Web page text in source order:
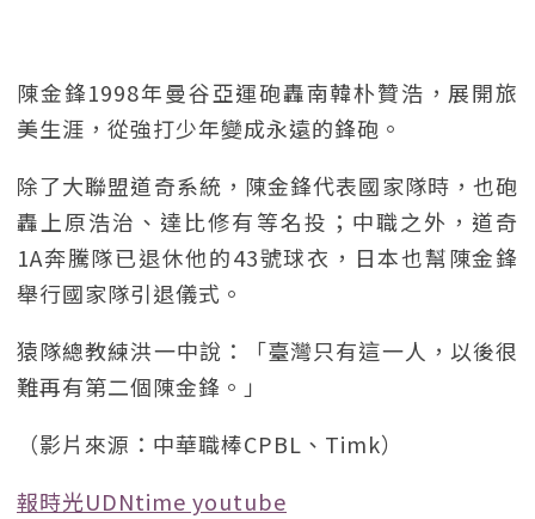
陳金鋒1998年曼谷亞運砲轟南韓朴贊浩，展開旅
美生涯，從強打少年變成永遠的鋒砲。
除了大聯盟道奇系統，陳金鋒代表國家隊時，也砲
轟上原浩治、達比修有等名投；中職之外，道奇
1A奔騰隊已退休他的43號球衣，日本也幫陳金鋒
舉行國家隊引退儀式。
猿隊總教練洪一中說：「臺灣只有這一人，以後很
難再有第二個陳金鋒。」
（影片來源：中華職棒CPBL、Timk）
報時光UDNtime youtube